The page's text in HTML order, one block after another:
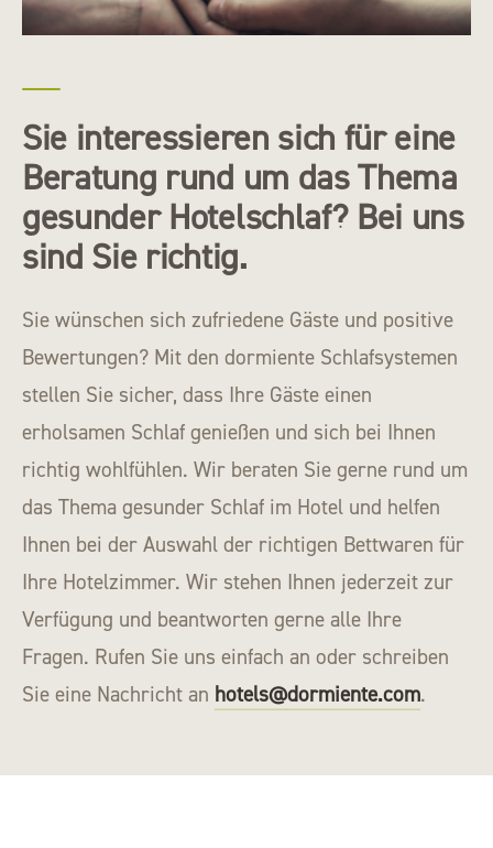
Sie interessieren sich für eine
Beratung rund um das Thema
gesunder Hotelschlaf? Bei uns
sind Sie richtig.
Sie wünschen sich zufriedene Gäste und positive
Bewertungen? Mit den dormiente Schlafsystemen
stellen Sie sicher, dass Ihre Gäste einen
erholsamen Schlaf genießen und sich bei Ihnen
richtig wohlfühlen. Wir beraten Sie gerne rund um
das Thema gesunder Schlaf im Hotel und helfen
Ihnen bei der Auswahl der richtigen Bettwaren für
Ihre Hotelzimmer. Wir stehen Ihnen jederzeit zur
Verfügung und beantworten gerne alle Ihre
Fragen. Rufen Sie uns einfach an oder schreiben
Sie eine Nachricht an hotels@dormiente.com.